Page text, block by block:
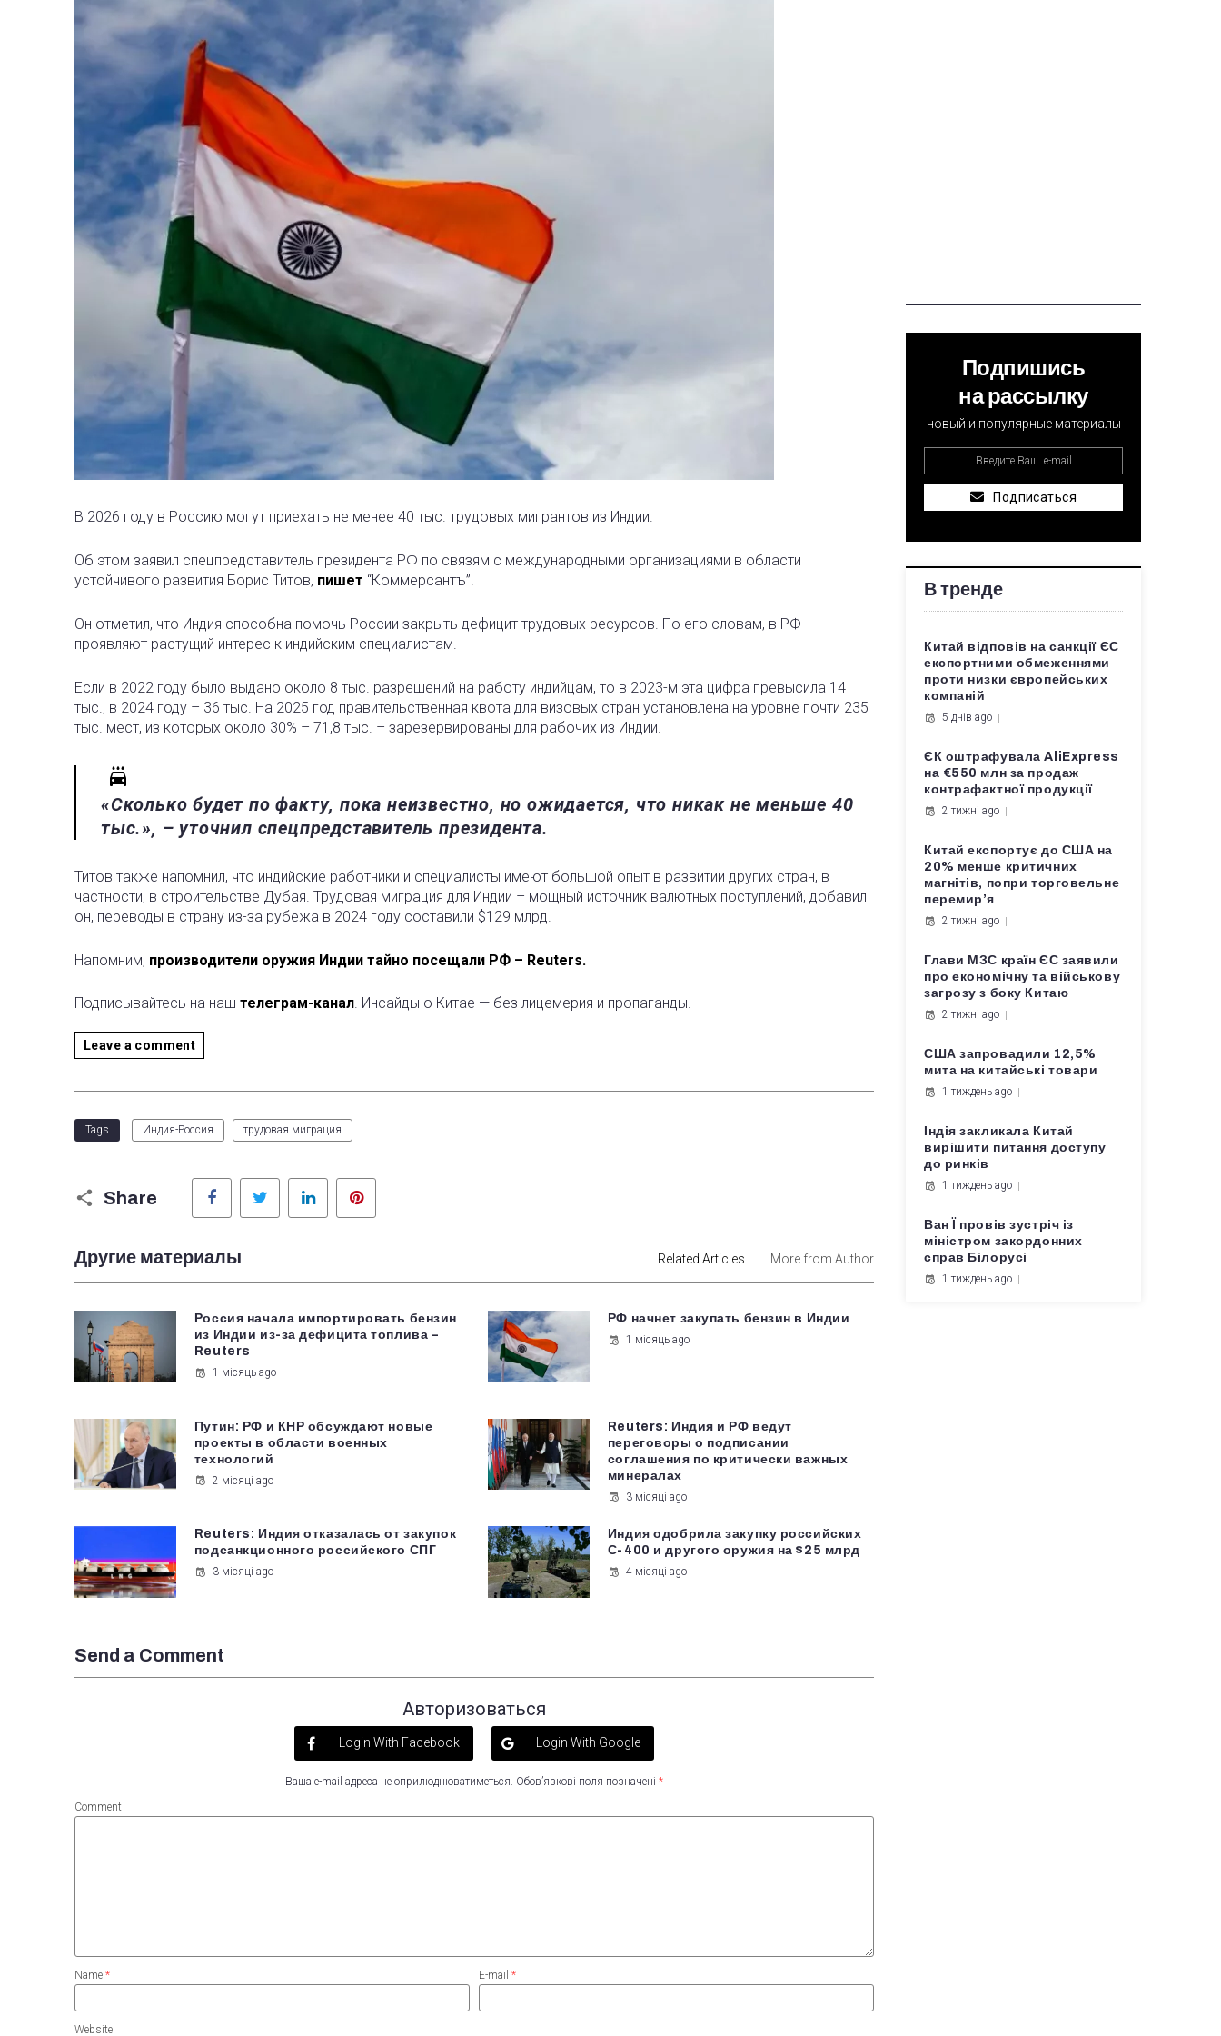
В 2026 году в Россию могут приехать не менее 40 тыс. трудовых мигрантов из Индии.
Об этом заявил спецпредставитель президента РФ по связям с международными организациями в области
устойчивого развития Борис Титов, пишет “Коммерсантъ”.
Он отметил, что Индия способна помочь России закрыть дефицит трудовых ресурсов. По его словам, в РФ
проявляют растущий интерес к индийским специалистам.
Если в 2022 году было выдано около 8 тыс. разрешений на работу индийцам, то в 2023-м эта цифра превысила 14
тыс., в 2024 году – 36 тыс. На 2025 год правительственная квота для визовых стран установлена на уровне почти 235
тыс. мест, из которых около 30% – 71,8 тыс. – зарезервированы для рабочих из Индии.
«Сколько будет по факту, пока неизвестно, но ожидается, что никак не меньше 40
тыс.», – уточнил спецпредставитель президента.
Титов также напомнил, что индийские работники и специалисты имеют большой опыт в развитии других стран, в
частности, в строительстве Дубая. Трудовая миграция для Индии – мощный источник валютных поступлений, добавил
он, переводы в страну из-за рубежа в 2024 году составили $129 млрд.
Напомним, производители оружия Индии тайно посещали РФ – Reuters.
Подписывайтесь на наш телеграм-канал. Инсайды о Китае — без лицемерия и пропаганды.
Leave a comment
Tags Индия-Россия трудовая миграция
Share
Facebook Twitter LinkedIn
Другие материалы Related Articles More from Author
Россия начала импортировать бензин
из Индии из-за дефицита топлива –
Reuters
1 місяць ago
РФ начнет закупать бензин в Индии
1 місяць ago
Путин: РФ и КНР обсуждают новые
проекты в области военных
технологий
2 місяці ago
Reuters: Индия и РФ ведут
переговоры о подписании
соглашения по критически важных
минералах
3 місяці ago
Reuters: Индия отказалась от закупок
подсанкционного российского СПГ
3 місяці ago
Индия одобрила закупку российских
С-400 и другого оружия на $25 млрд
4 місяці ago
Send a Comment
Авторизоваться
Login With Facebook Login With Google
Ваша e-mail адреса не оприлюднюватиметься. Обов’язкові поля позначені *
Comment
Name * E-mail *
Website
Подпишись
на рассылку
новый и популярные материалы
Подписаться
В тренде
Китай відповів на санкції ЄС
експортними обмеженнями
проти низки європейських
компаній
5 днів ago
ЄК оштрафувала AliExpress
на €550 млн за продаж
контрафактної продукції
2 тижні ago
Китай експортує до США на
20% менше критичних
магнітів, попри торговельне
перемир’я
2 тижні ago
Глави МЗС країн ЄС заявили
про економічну та військову
загрозу з боку Китаю
2 тижні ago
США запровадили 12,5%
мита на китайські товари
1 тиждень ago
Індія закликала Китай
вирішити питання доступу
до ринків
1 тиждень ago
Ван Ї провів зустріч із
міністром закордонних
справ Білорусі
1 тиждень ago